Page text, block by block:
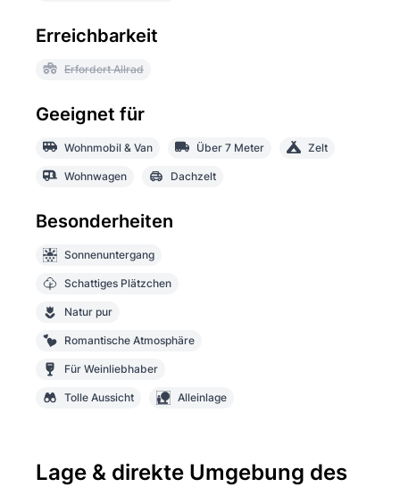
Erreichbarkeit
Erfordert Allrad
Geeignet für
Wohnmobil & Van Über 7 Meter Zelt
Wohnwagen Dachzelt
Besonderheiten
Sonnenuntergang
Schattiges Plätzchen
Natur pur
Romantische Atmosphäre
Für Weinliebhaber
Tolle Aussicht Alleinlage
Lage & direkte Umgebung des